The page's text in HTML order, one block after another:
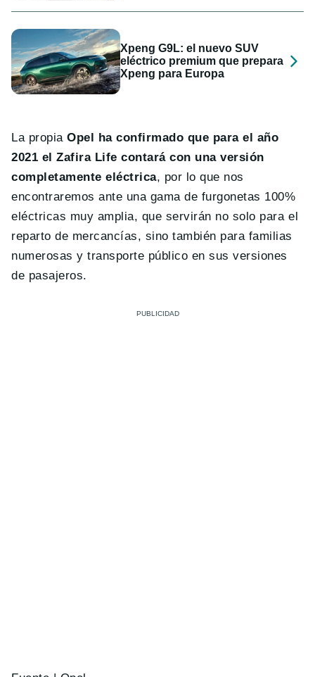
Xpeng G9L: el nuevo SUV
eléctrico premium que prepara
Xpeng para Europa
La propiaOpel ha confirmado que para el año
2021 el Zafira Life contará con una versión
completamente eléctrica, por lo que nos
encontraremos ante una gama de furgonetas 100%
eléctricas muy amplia, que servirán no solo para el
reparto de mercancías, sino también para familias
numerosas y transporte público en sus versiones
de pasajeros.